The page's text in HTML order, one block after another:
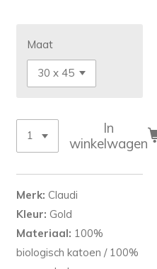
Maat
In
winkelwagen
Merk: Claudi
Kleur: Gold
Materiaal: 100%
biologisch katoen / 100%